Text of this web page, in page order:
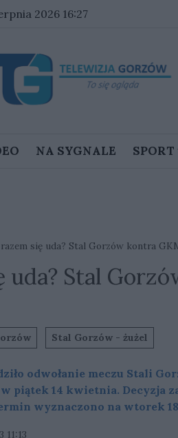
2026 16:27
NA SYGNALE SPORT
się uda? Stal Gorzów kontra
uda? Stal
Stal Gorzów - żużel
odwołanie meczu Stali
piątek 14 kwietnia. Decyzja
wyznaczono na wtorek
11:13